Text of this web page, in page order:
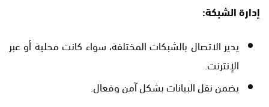
إدارة الشبكة:
يدير الاتصال بالشبكات المختلفة، سواء كانت محلية أو عبر
الإنترنت.
يضمن نقل البيانات بشكل آمن وفعال.